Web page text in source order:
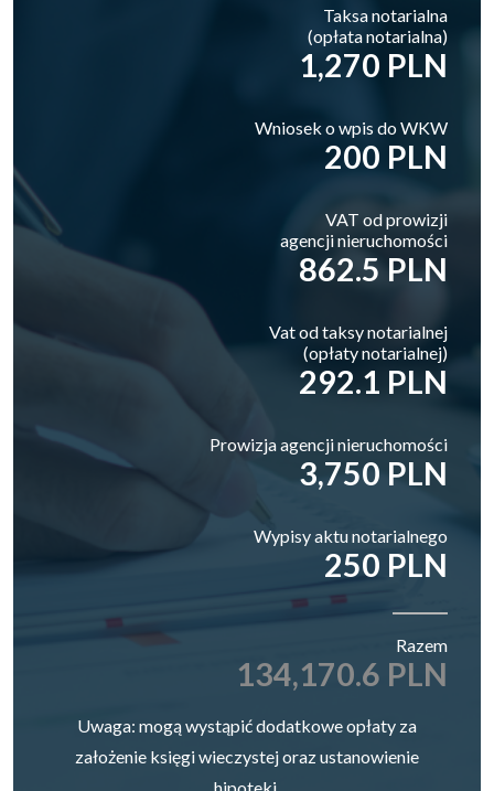
Taksa notarialna
(opłata notarialna)
1,270 PLN
Wniosek o wpis do WKW
200 PLN
VAT od prowizji
agencji nieruchomości
862.5 PLN
Vat od taksy notarialnej
(opłaty notarialnej)
292.1 PLN
Prowizja agencji nieruchomości
3,750 PLN
Wypisy aktu notarialnego
250 PLN
Razem
134,170.6 PLN
Uwaga: mogą wystąpić dodatkowe opłaty za
założenie księgi wieczystej oraz ustanowienie
hipoteki.